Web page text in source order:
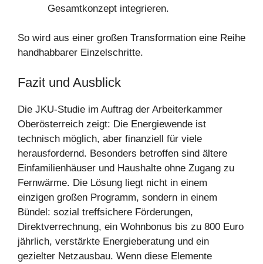
Gesamtkonzept integrieren.
So wird aus einer großen Transformation eine Reihe
handhabbarer Einzelschritte.
Fazit und Ausblick
Die JKU-Studie im Auftrag der Arbeiterkammer
Oberösterreich zeigt: Die Energiewende ist
technisch möglich, aber finanziell für viele
herausfordernd. Besonders betroffen sind ältere
Einfamilienhäuser und Haushalte ohne Zugang zu
Fernwärme. Die Lösung liegt nicht in einem
einzigen großen Programm, sondern in einem
Bündel: sozial treffsichere Förderungen,
Direktverrechnung, ein Wohnbonus bis zu 800 Euro
jährlich, verstärkte Energieberatung und ein
gezielter Netzausbau. Wenn diese Elemente